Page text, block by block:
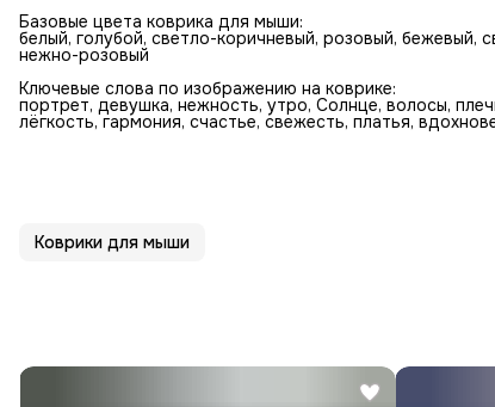
Базовые цвета коврика для мыши:
белый, голубой, светло-коричневый, розовый, бежевый,
нежно-розовый
Ключевые слова по изображению на коврике:
портрет, девушка, нежность, утро, Солнце, волосы,
лёгкость, гармония, счастье, свежесть, платья,
Коврики для мыши